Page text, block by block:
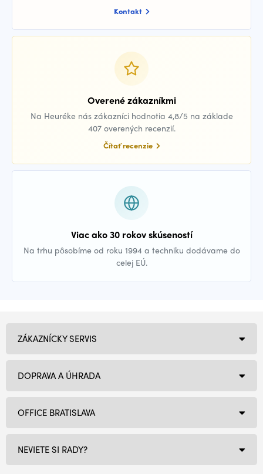
Kontakt
Overené zákazníkmi
Na Heuréke nás zákazníci hodnotia 4,8/5 na základe
407 overených recenzií.
Čítať recenzie
Viac ako 30 rokov skúseností
Na trhu pôsobíme od roku 1994 a techniku dodávame do
celej EÚ.
OFFICE BRATISLAVA
NEVIETE SI RADY?
ZÁKAZNÍCKY SERVIS
DOPRAVA A ÚHRADA